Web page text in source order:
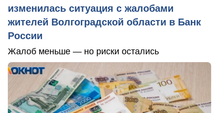
изменилась ситуация с жалобами
жителей Волгоградской области в Банк
России
Жалоб меньше — но риски остались